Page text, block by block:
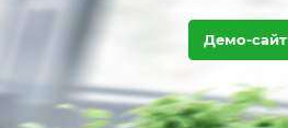
Демо-сайт